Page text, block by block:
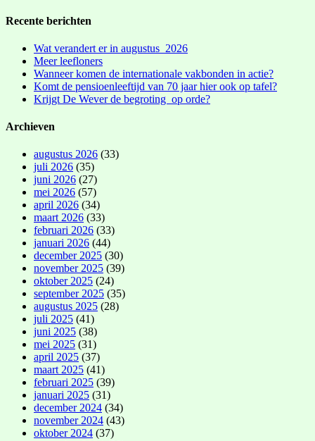
Recente berichten
Wat verandert er in augustus 2026
Meer leefloners
Wanneer komen de internationale vakbonden in actie?
Komt de pensioenleeftijd van 70 jaar hier ook op tafel?
Krijgt De Wever de begroting op orde?
Archieven
augustus 2026 (33)
juli 2026 (35)
juni 2026 (27)
mei 2026 (57)
april 2026 (34)
maart 2026 (33)
februari 2026 (33)
januari 2026 (44)
december 2025 (30)
november 2025 (39)
oktober 2025 (24)
september 2025 (35)
augustus 2025 (28)
juli 2025 (41)
juni 2025 (38)
mei 2025 (31)
april 2025 (37)
maart 2025 (41)
februari 2025 (39)
januari 2025 (31)
december 2024 (34)
november 2024 (43)
oktober 2024 (37)